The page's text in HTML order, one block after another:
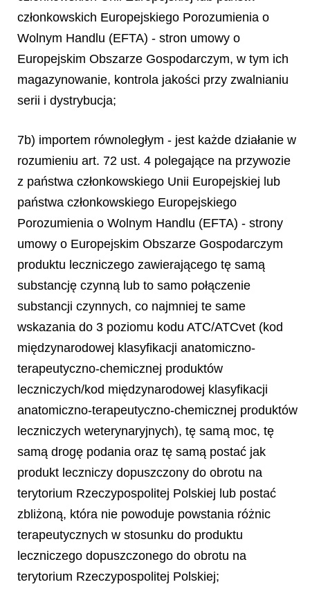
członkowskich Europejskiego Porozumienia o
Wolnym Handlu (EFTA) - stron umowy o
Europejskim Obszarze Gospodarczym, w tym ich
magazynowanie, kontrola jakości przy zwalnianiu
serii i dystrybucja;
7b) importem równoległym - jest każde działanie w
rozumieniu art. 72 ust. 4 polegające na przywozie
z państwa członkowskiego Unii Europejskiej lub
państwa członkowskiego Europejskiego
Porozumienia o Wolnym Handlu (EFTA) - strony
umowy o Europejskim Obszarze Gospodarczym
produktu leczniczego zawierającego tę samą
substancję czynną lub to samo połączenie
substancji czynnych, co najmniej te same
wskazania do 3 poziomu kodu ATC/ATCvet (kod
międzynarodowej klasyfikacji anatomiczno-
terapeutyczno-chemicznej produktów
leczniczych/kod międzynarodowej klasyfikacji
anatomiczno-terapeutyczno-chemicznej produktów
leczniczych weterynaryjnych), tę samą moc, tę
samą drogę podania oraz tę samą postać jak
produkt leczniczy dopuszczony do obrotu na
terytorium Rzeczypospolitej Polskiej lub postać
zbliżoną, która nie powoduje powstania różnic
terapeutycznych w stosunku do produktu
leczniczego dopuszczonego do obrotu na
terytorium Rzeczypospolitej Polskiej;